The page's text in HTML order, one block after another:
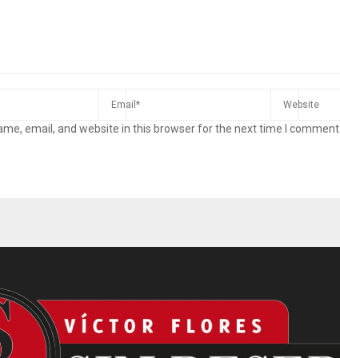
email, and website in this browser for the next time I comment.